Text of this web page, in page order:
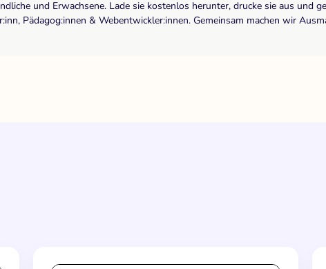
und Erwachsene. Lade sie kostenlos herunter, drucke sie aus und
Pädagog:innen & Webentwickler:innen. Gemeinsam machen wir